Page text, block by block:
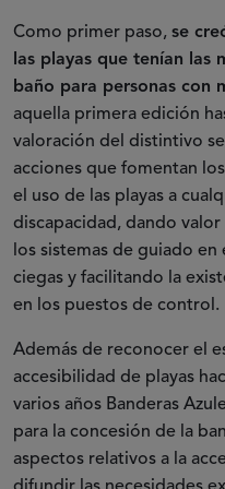
Como primer paso, se
las playas que tenían las
baño para personas con
aquella primera edición
valoración del distintivo
acciones que fomentan
el uso de las playas a
discapacidad, dando
los sistemas de guiado
ciegas y facilitando la
en los puestos de control.
Además de reconocer el
accesibilidad de playas
varios años Banderas
para la concesión de la
aspectos relativos a la